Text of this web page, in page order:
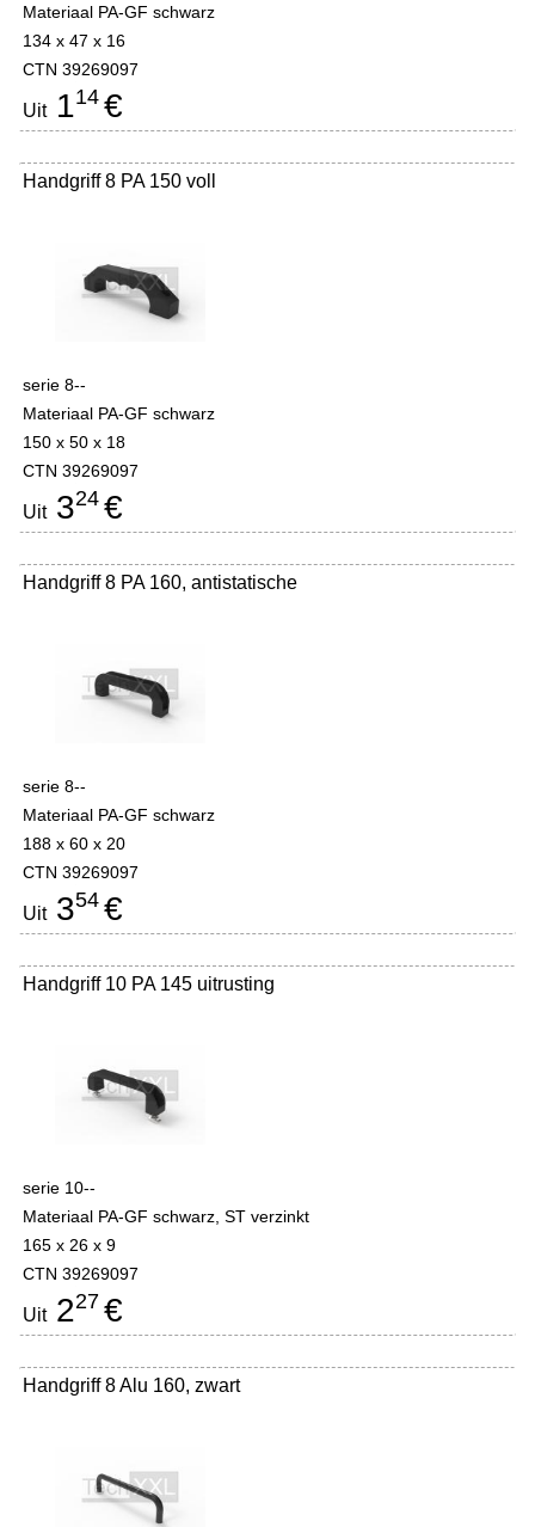
Materiaal PA-GF schwarz
134 x 47 x 16
CTN 39269097
Uit114 €
Handgriff 8 PA 150 voll
serie 8--
Materiaal PA-GF schwarz
150 x 50 x 18
CTN 39269097
Uit324 €
Handgriff 8 PA 160, antistatische
serie 8--
Materiaal PA-GF schwarz
188 x 60 x 20
CTN 39269097
Uit354 €
Handgriff 10 PA 145 uitrusting
serie 10--
Materiaal PA-GF schwarz, ST verzinkt
165 x 26 x 9
CTN 39269097
Uit227 €
Handgriff 8 Alu 160, zwart